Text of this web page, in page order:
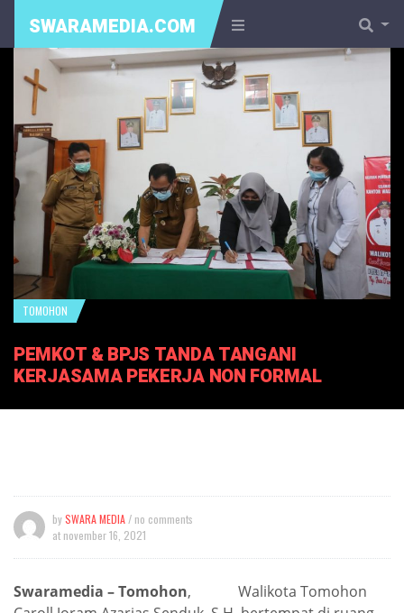
SWARAMEDIA.COM
TOMOHON
PEMKOT & BPJS TANDA TANGANI
KERJASAMA PEKERJA NON FORMAL
bySWARA MEDIA / no comments
at november 16, 2021
Swaramedia – Tomohon, Walikota Tomohon